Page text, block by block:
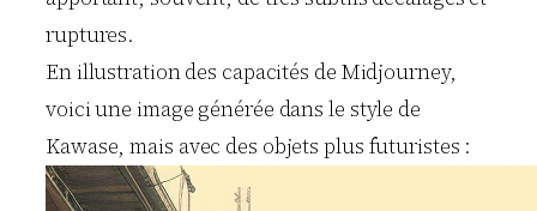
ruptures.
En illustration des capacités de Midjourney,
voici une image générée dans le style de
Kawase, mais avec des objets plus futuristes :